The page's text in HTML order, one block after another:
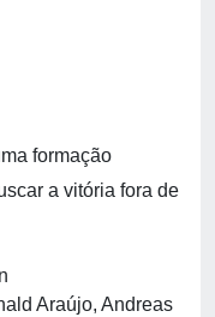
formação
a vitória fora de
Araújo, Andreas